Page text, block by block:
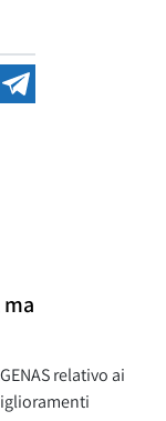
relativo ai